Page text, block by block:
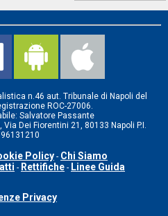
n.46 aut. Tribunale di Napoli del
ROC-27006.
Salvatore Passante
Dei Fiorentini 21, 80133 Napoli P.I.
Policy - Chi Siamo
- Rettifiche - Linee Guida
Privacy